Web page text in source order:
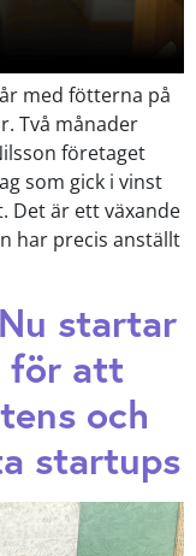
med fötterna på
Två månader
företaget
som gick i vinst
Det är ett växande
har precis anställt
startar
för att
och
startups